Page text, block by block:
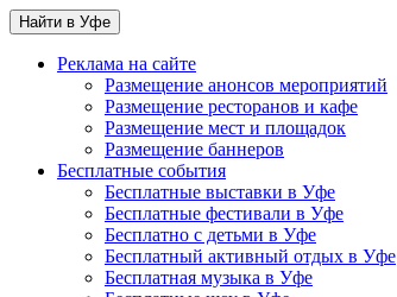
Найти в Уфе
Реклама на сайте
Размещение анонсов мероприятий
Размещение ресторанов и кафе
Размещение мест и площадок
Размещение баннеров
Бесплатные события
Бесплатные выставки в Уфе
Бесплатные фестивали в Уфе
Бесплатно с детьми в Уфе
Бесплатный активный отдых в Уфе
Бесплатная музыка в Уфе